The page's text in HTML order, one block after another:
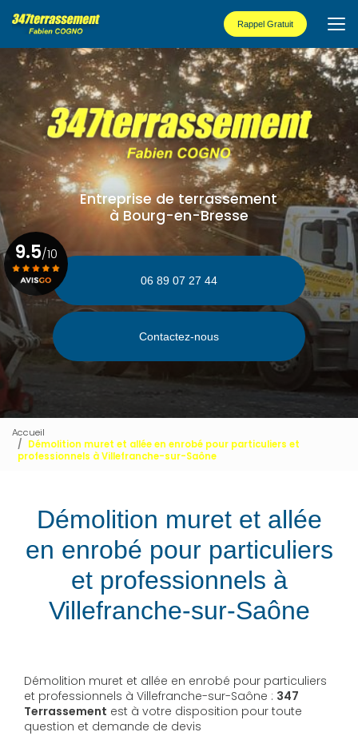
au
contenu
principal
Rappel Gratuit
Entreprise de terrassement
à Bourg-en-Bresse
06 89 07 27 44
Contactez-nous
9.5/10
Voir le certificat
Accueil
Démolition muret et allée en enrobé pour particuliers et
professionnels à Villefranche-sur-Saône
Démolition muret et allée
en enrobé pour particuliers
et professionnels à
Villefranche-sur-Saône
Démolition muret et allée en enrobé pour particuliers
et professionnels à Villefranche-sur-Saône : 347
Terrassement est à votre disposition pour toute
question et demande de devis